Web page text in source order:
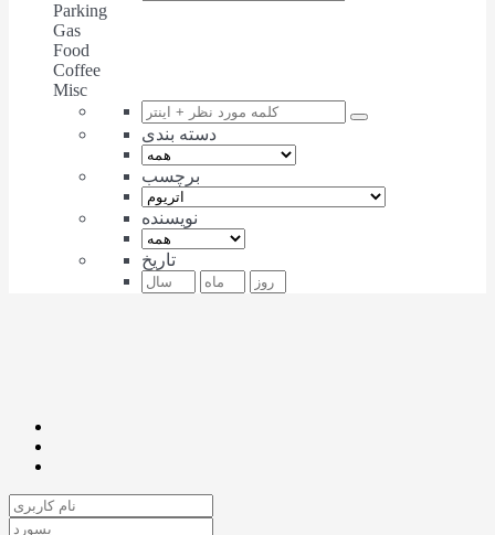
Parking
Gas
Food
Coffee
Misc
دسته بندی
برچسب
نویسنده
تاریخ